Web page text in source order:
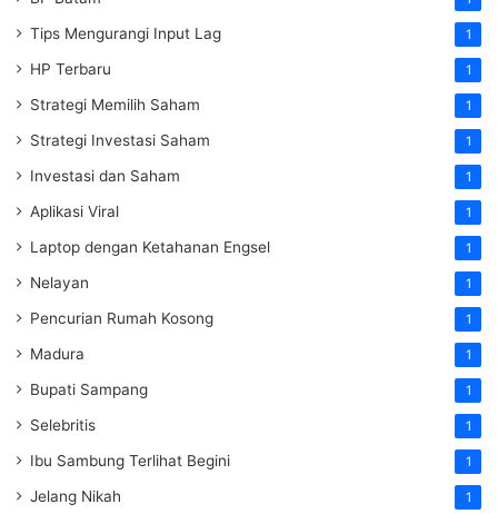
Tips Mengurangi Input Lag 1
HP Terbaru 1
Strategi Memilih Saham 1
Strategi Investasi Saham 1
Investasi dan Saham 1
Aplikasi Viral 1
Laptop dengan Ketahanan Engsel 1
Nelayan 1
Pencurian Rumah Kosong 1
Madura 1
Bupati Sampang 1
Selebritis 1
Ibu Sambung Terlihat Begini 1
Jelang Nikah 1